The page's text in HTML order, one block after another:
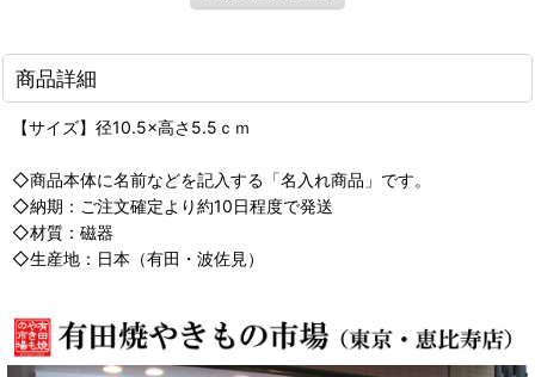
商品詳細
【サイズ】径10.5×高さ5.5ｃｍ
◇商品本体に名前などを記入する「名入れ商品」です。
◇納期：ご注文確定より約10日程度で発送
◇材質：磁器
◇生産地：日本（有田・波佐見）